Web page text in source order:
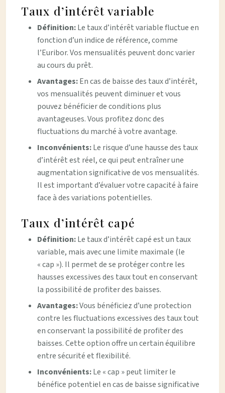
Taux d’intérêt variable
Définition:Le taux d’intérêt variable fluctue en
fonction d’un indice de référence, comme
l’Euribor. Vos mensualités peuvent donc varier
au cours du prêt.
Avantages:En cas de baisse des taux d’intérêt,
vos mensualités peuvent diminuer et vous
pouvez bénéficier de conditions plus
avantageuses. Vous profitez donc des
fluctuations du marché à votre avantage.
Inconvénients:Le risque d’une hausse des taux
d’intérêt est réel, ce qui peut entraîner une
augmentation significative de vos mensualités.
Il est important d’évaluer votre capacité à faire
face à des variations potentielles.
Taux d’intérêt capé
Définition:Le taux d’intérêt capé est un taux
variable, mais avec une limite maximale (le
« cap »). Il permet de se protéger contre les
hausses excessives des taux tout en conservant
la possibilité de profiter des baisses.
Avantages:Vous bénéficiez d’une protection
contre les fluctuations excessives des taux tout
en conservant la possibilité de profiter des
baisses. Cette option offre un certain équilibre
entre sécurité et flexibilité.
Inconvénients:Le « cap » peut limiter le
bénéfice potentiel en cas de baisse significative